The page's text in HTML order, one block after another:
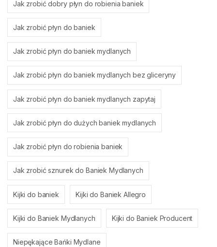
Jak zrobić dobry płyn do robienia baniek
Jak zrobić płyn do baniek
Jak zrobić płyn do baniek mydlanych
Jak zrobić płyn do baniek mydlanych bez gliceryny
Jak zrobić płyn do baniek mydlanych zapytaj
Jak zrobić płyn do dużych baniek mydlanych
Jak zrobić płyn do robienia baniek
Jak zrobić sznurek do Baniek Mydlanych
Kijki do baniek Kijki do Baniek Allegro
Kijki do Baniek Mydlanych Kijki do Baniek Producent
Niepękające Bańki Mydlane